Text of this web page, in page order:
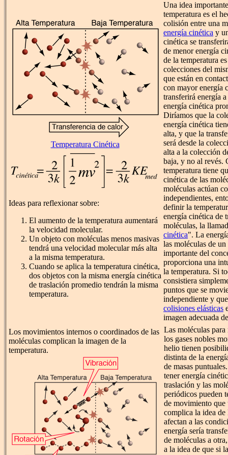
Temperatura Cinética
Ideas para reflexionar sobre:
El aumento de la temperatura aumentará
la velocidad molecular.
Un objeto con moléculas menos masivas
tendrá una velocidad molecular más alta
a la misma temperatura.
Cuando se aplica la temperatura cinética,
dos objetos con la misma energía cinética
de traslación promedio tendrán la misma
temperatura.
Una idea
temperatura es el
colisión entre una
energía cinética y
cinética se
de menor energía
de la temperatura
colecciones del
que están en
con mayor energía
transferirá energía
energía cinética
Diríamos que la
energía cinética
alta, y que la
será desde la
alta a la colección
baja, y no al revés.
temperatura tiene
cinética de las
moléculas actúan
independientes,
definir la
energía cinética de
moléculas, la
cinética". La
las moléculas de
importante del
proporciona una
la temperatura. Si
consistiera
puntos que se
independiente y
colisiones elásticas
imagen adecuada
Los movimientos internos o coordinados de las
moléculas complican la imagen de la
temperatura.
Las moléculas
los gases nobles
helio tienen
distinta de la
de masas
tener energía
traslación y las
periódicos pueden
de movimiento que
complica la idea de
afectan a las
energía sería
de moléculas a
a la idea de que si